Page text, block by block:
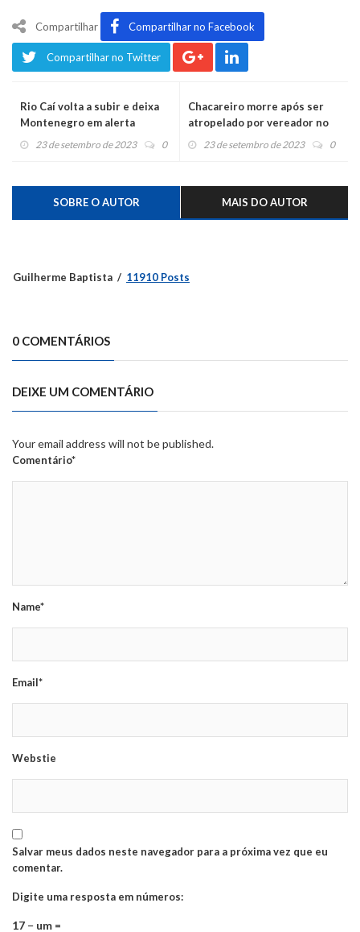
Compartilhar Compartilhar no Facebook
Compartilhar no Twitter
Rio Caí volta a subir e deixa
Montenegro em alerta
23 de setembro de 2023 0
Chacareiro morre após ser
atropelado por vereador no
Caí 23 de setembro de 2023 0
SOBRE O AUTOR MAIS DO AUTOR
Guilherme Baptista 11910 Posts
0 COMENTÁRIOS
DEIXE UM COMENTÁRIO
Your email address will not be published.
Comentário*
Name*
Email*
Webstie
Salvar meus dados neste navegador para a próxima vez que eu
comentar.
Digite uma resposta em números:
17 − um =